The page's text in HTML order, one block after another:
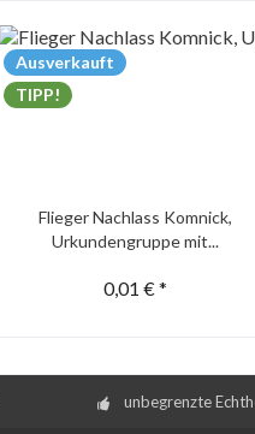
Ausverkauft
TIPP!
Flieger Nachlass Komnick,
Urkundengruppe mit...
0,01 € *
unbegrenzte